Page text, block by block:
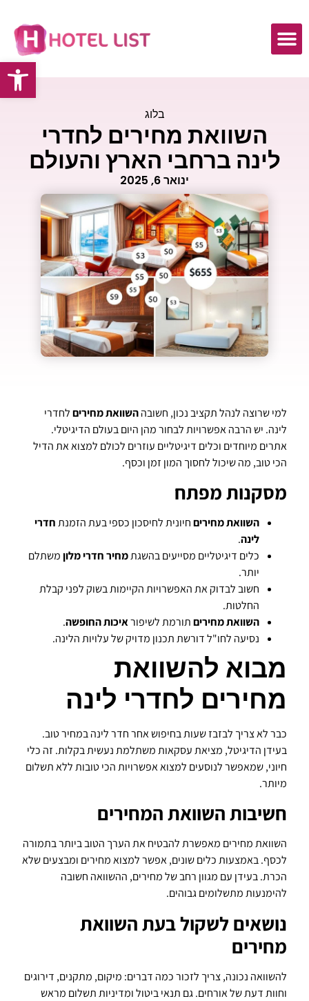
בלוג
השוואת מחירים לחדרי
לינה ברחבי הארץ והעולם
ינואר 6, 2025
למי שרוצה לנהל תקציב נכון, חשובההשוואת מחיריםלחדרי
לינה. יש הרבה אפשרויות לבחור מהן היום בעולם הדיגיטלי.
אתרים מיוחדים וכלים דיגיטליים עוזרים לכולם למצוא את הדיל
הכי טוב, מה שיכול לחסוך המון זמן וכסף.
מסקנות מפתח
השוואת מחיריםחיונית לחיסכון כספי בעת הזמנתחדרי
לינה.
כלים דיגיטליים מסייעים בהשגתמחיר חדרי מלוןמשתלם
יותר.
חשוב לבדוק את האפשרויות הקיימות בשוק לפני קבלת
החלטות.
השוואת מחיריםתורמת לשיפוראיכות החופשה.
נסיעה לחו"ל דורשת תכנון מדויק של עלויות הלינה.
מבוא להשוואת
מחירים לחדרי לינה
כבר לא צריך לבזבז שעות בחיפוש אחר חדר לינה במחיר טוב.
בעידן הדיגיטל, מציאת עסקאות משתלמת נעשית בקלות. זה כלי
חיוני, שמאפשר לנוסעים למצוא אפשרויות הכי טובות ללא תשלום
מיותר.
חשיבות השוואת המחירים
השוואת מחירים מאפשרת להבטיח את הערך הטוב ביותר בתמורה
לכסף. באמצעות כלים שונים, אפשר למצוא מחירים ומבצעים שלא
הכרת. בעידן עם מגוון רחב של מחירים, ההשוואה חשובה
להימנעות מתשלומים גבוהים.
נושאים לשקול בעת השוואת
מחירים
להשוואה נכונה, צריך לזכור כמה דברים: מיקום, מתקנים, דירוגים
וחוות דעת של אורחים. גם תנאי ביטול ומדיניות תשלום מראש